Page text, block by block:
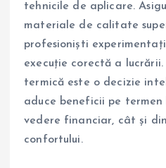
tehnicile de aplicare.
materiale de calitate
profesioniști
execuție corectă a
termică este o decizie
aduce beneficii pe
vedere financiar, cât și
confortului.